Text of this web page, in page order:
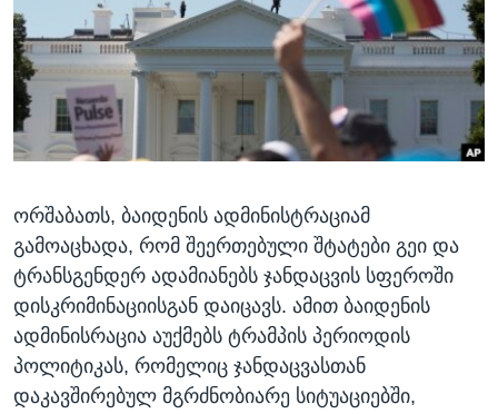
ᲡᲢᲣᲓᲘᲐ ᲕᲐᲨᲘᲜᲒᲢᲝᲜᲘ
ᲔᲙᲝᲜᲝᲛᲘᲙᲐ
ᲯᲐᲜᲛᲠᲗᲔᲚᲝᲑᲐ
ᲛᲔᲪᲜᲘᲔᲠᲔᲑᲐ
ᲘᲜᲢᲔᲠᲕᲘᲣ
ᲒᲐᲚᲘᲚᲔᲝ
ᲓᲔᲖᲘᲜᲤᲝᲠᲛᲐᲪᲘᲐ
Learning English
ᲗᲕᲐᲚᲘ ᲒᲕᲐᲓᲔᲕᲜᲔᲗ
ენები
ორშაბათს, ბაიდენის ადმინისტრაციამ
გამოაცხადა, რომ შეერთებული შტატები გეი და
ტრანსგენდერ ადამიანებს ჯანდაცვის სფეროში
დისკრიმინაციისგან დაიცავს. ამით ბაიდენის
ადმინისრაცია აუქმებს ტრამპის პერიოდის
პოლიტიკას, რომელიც ჯანდაცვასთან
დაკავშირებულ მგრძნობიარე სიტუაციებში,